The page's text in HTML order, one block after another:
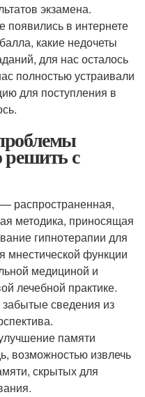
экзамена.
появились в интернете
какие недочеты
для нас осталось
полностью устраивали
для поступления в
решить с
распространенная,
методика, приносящая
гипнотерапии для
мнестической функции
медициной и
лечебной практике.
сведения из
памяти
возможностью извлечь
скрытых для